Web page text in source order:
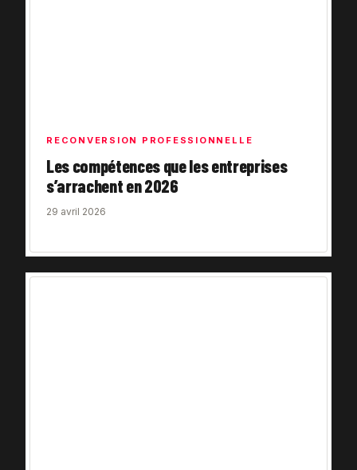
RECONVERSION PROFESSIONNELLE
Les compétences que les entreprises
s’arrachent en 2026
29 avril 2026